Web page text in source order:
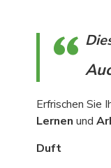
Erfrischen Sie
Lernen und
Duft